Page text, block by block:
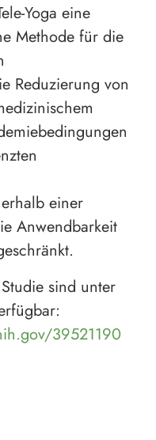
Yoga eine
Methode für die
Reduzierung von
einer
Anwendbarkeit
sind unter
39521190